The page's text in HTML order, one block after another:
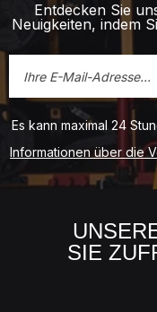
Entdecken Sie
Neuigkeiten, indem
Es kann maximal 24
Informationen über die
SIE